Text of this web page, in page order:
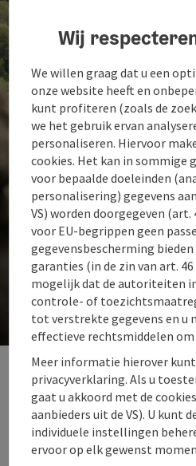
7. Donau-
Een bergachtige fietstocht vanuit
heuvelachtige Mühlviertel
Wij
We willen graag dat u een
onze website heeft en
kunt profiteren (zoals de
we het gebruik ervan
personaliseren. Hiervoor
cookies. Het kan in sommige
voor bepaalde doeleinden
personalisering) gegevens
VS) worden doorgegeven (art.
voor EU-begrippen geen
gegevensbescherming bieden
garanties (in de zin van art. 46
mogelijk dat de autoriteiten in
controle- of
tot verstrekte gegevens en u
effectieve rechtsmiddelen
Meer informatie hierover
privacyverklaring. Als u
gaat u akkoord met de
aanbieders uit de VS). U kunt
individuele instellingen
ervoor op elk gewenst